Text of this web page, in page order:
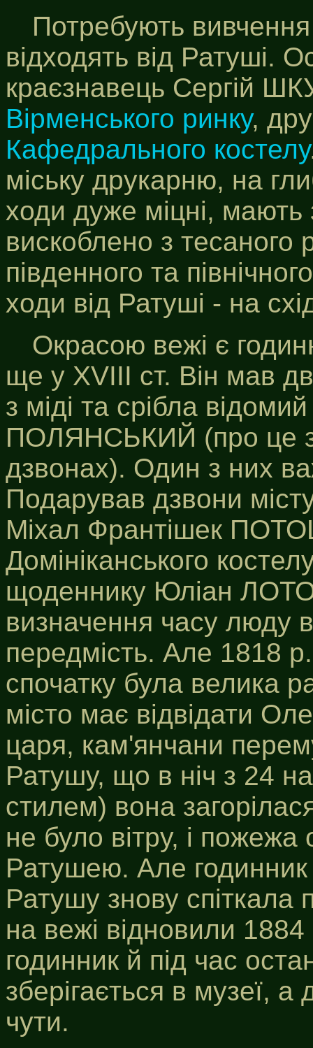
Потребують вивчення
відходять від Ратуші.
краєзнавець Сергій
Вірменського ринку,
Кафедрального костелу
міську друкарню, на
ходи дуже міцні, мають
вискоблено з тесаного
південного та
ходи від Ратуші - на
Окрасою вежі є
ще у XVIII ст. Він мав
з міді та срібла
ПОЛЯНСЬКИЙ (про це
дзвонах). Один з них
Подарував дзвони
Міхал Франтішек
Домініканського
щоденнику Юліан
визначення часу люду
передмість. Але 1818
спочатку була велика
місто має відвідати
царя, кам'янчани
Ратушу, що в ніч з 24
стилем) вона
не було вітру, і
Ратушею. Але
Ратушу знову
на вежі відновили
годинник й під час
зберігається в музеї,
чути.